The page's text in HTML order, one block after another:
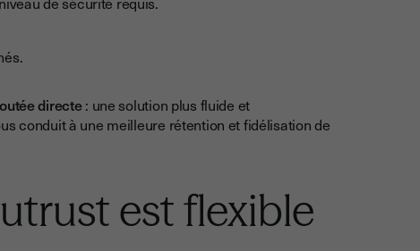
directe: une solution plus fluide et
conduit à une meilleure rétention et fidélisation de
est flexible